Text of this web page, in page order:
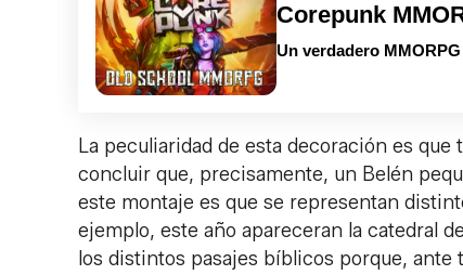
Corepunk
Un verdadero
La peculiaridad de esta decoración es
concluir que, precisamente, un Belén
este montaje es que se representan
ejemplo, este año apareceran la catedral
los distintos pasajes bíblicos porque, ante